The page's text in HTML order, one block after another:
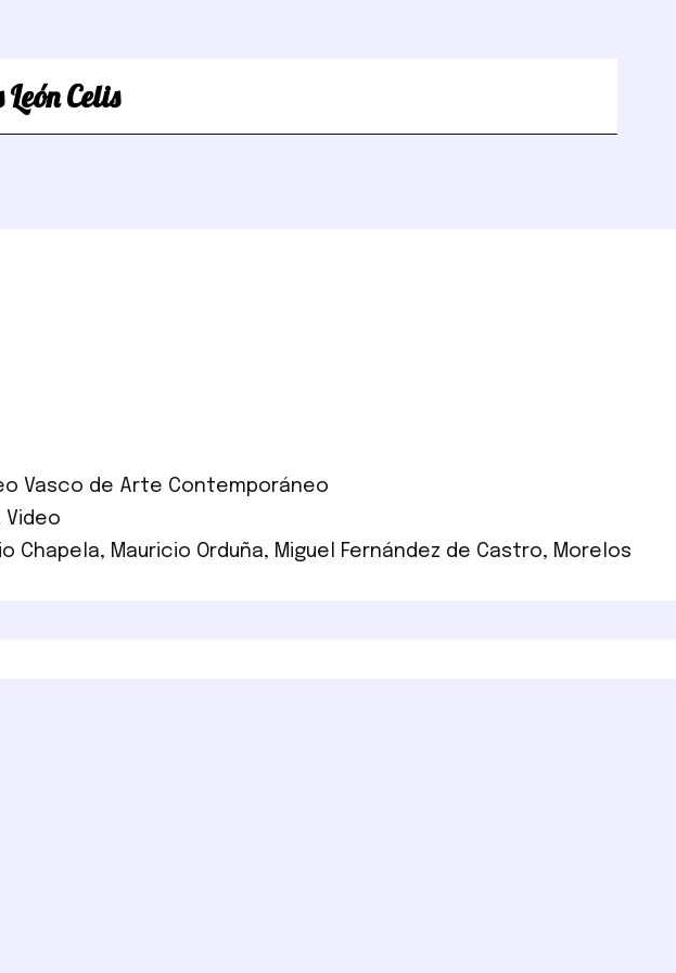
Celis
Vasco de Arte Contemporáneo
Video
Chapela, Mauricio Orduña, Miguel Fernández de Castro, Morelos